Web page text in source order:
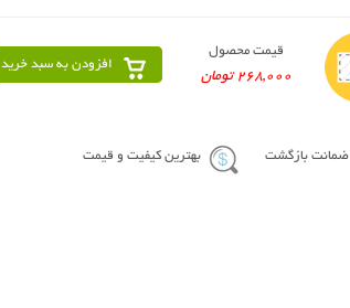
قیمت محصول
268,000 تومان
افزودن به سبد خرید
ضمانت بازگشت بهترین کیفیت و قیمت